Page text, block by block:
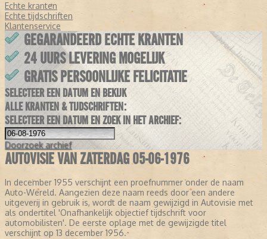
Echte kranten
Echte tijdschriften
Klantenservice
GEGARANDEERD ECHTE KRANTEN
24 UURS LEVERING MOGELIJK
GRATIS PERSOONLIJKE FELICITATIE
SELECTEER EEN DATUM EN BEKIJK
ALLE KRANTEN & TIJDSCHRIFTEN:
SELECTEER EEN DATUM EN ZOEK IN HET ARCHIEF:
Doorzoek archief
AUTOVISIE VAN ZATERDAG 05-06-1976
In december 1955 verschijnt een proefnummer onder de naam
Auto-Wereld. Aangezien deze naam reeds door een andere
uitgeverij in gebruik is, wordt de naam gewijzigd in Autovisie met
als ondertitel 'Onafhankelijk objectief tijdschrift voor
automobilisten'. De eerste oplage met de gewijzigde titel
verschijnt op 13 december 1956.